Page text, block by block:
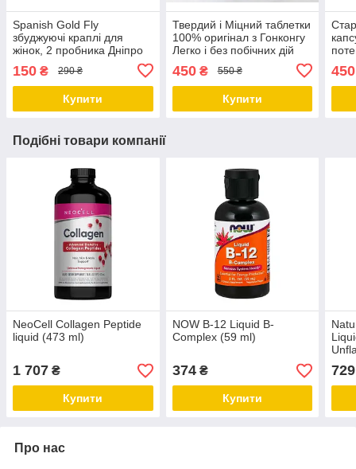
Spanish Gold Fly
збуджуючі краплі для
жінок, 2 пробника Дніпро
150 ₴ 290 ₴
Купити
Твердий і Міцний таблетки
100% оригінал з Гонконгу
Легко і без побічних дій
450₴ 550 ₴
Купити
450
Подібні товари компанії
NeoCell Collagen Peptide
liquid (473 ml)
1 707 ₴
Купити
NOW B-12 Liquid B-
Complex (59 ml)
374₴
Купити
729
Про нас